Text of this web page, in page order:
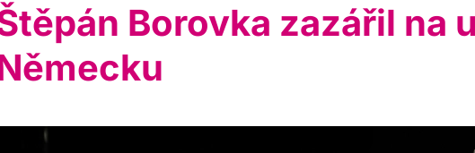
Borovka zazářil na